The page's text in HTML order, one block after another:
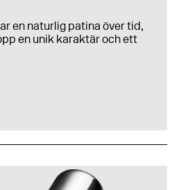
en naturlig patina över tid,
en unik karaktär och ett